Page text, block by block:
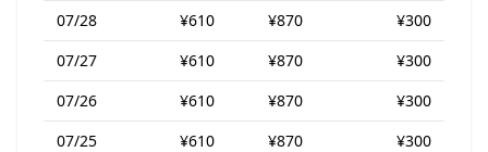
07/28
¥610 ¥870
¥300
07/27
¥610 ¥870
¥300
07/26
¥610 ¥870
¥300
07/25
¥610 ¥870
¥300